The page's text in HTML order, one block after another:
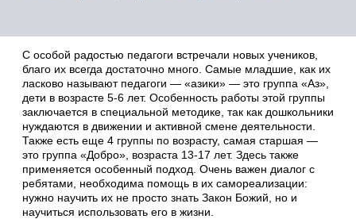
С особой радостью педагоги встречали новых учеников,
благо их всегда достаточно много. Самые младшие, как их
ласково называют педагоги — «азики» — это группа «Аз»,
дети в возрасте 5-6 лет. Особенность работы этой группы
заключается в специальной методике, так как дошкольники
нуждаются в движении и активной смене деятельности.
Также есть еще 4 группы по возрасту, самая старшая —
это группа «Добро», возраста 13-17 лет. Здесь также
применяется особенный подход. Очень важен диалог с
ребятами, необходима помощь в их самореализации:
нужно научить их не просто знать Закон Божий, но и
научиться использовать его в жизни.